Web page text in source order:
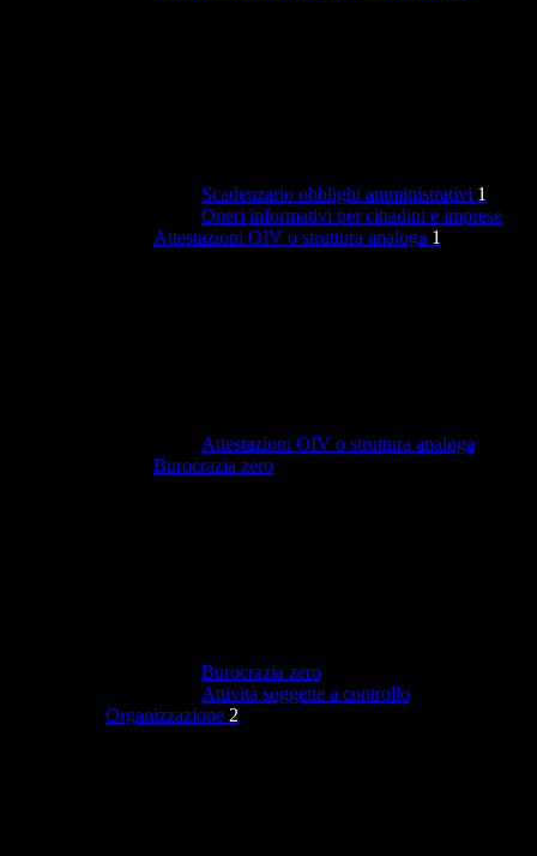
Scadenzario obblighi amministrativi 1
Oneri informativi per cittadini e imprese
Attestazioni OIV o struttura analoga 1
Attestazioni OIV o struttura analoga
Burocrazia zero
Burocrazia zero
Attività soggette a controllo
Organizzazione 2